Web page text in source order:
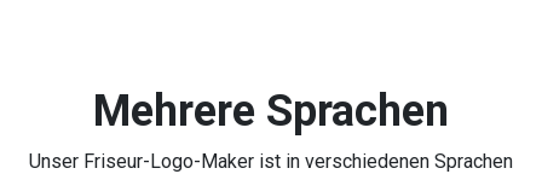
Mehrere Sprachen
Unser Friseur-Logo-Maker ist in verschiedenen Sprachen